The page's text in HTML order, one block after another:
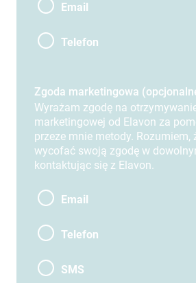
Email
Telefon
Zgoda marketingowa
Wyrażam zgodę na
marketingowej od Elavon za
przeze mnie metody. Rozumiem,
wycofać swoją zgodę w
kontaktując się z Elavon.
Email
Telefon
SMS